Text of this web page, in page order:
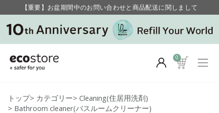
【重要】お盆期間中のお問い合わせと商品配送に関しまして
毎月お得にポイントが貯まる！ “月のポイントアップデー”
0
トップ> カテゴリー> Cleaning(住居用洗剤)
> Bathroom cleaner(バスルームクリーナー)